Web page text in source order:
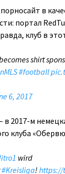
в
портал
клуб в
shirt
#football
6, 2017
в 2017-м
клуба
wird
#Kreisliga! https://